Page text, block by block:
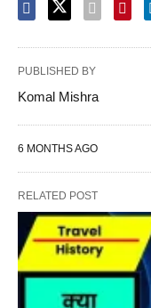
PUBLISHED BY
Komal Mishra
6 MONTHS AGO
RELATED POST